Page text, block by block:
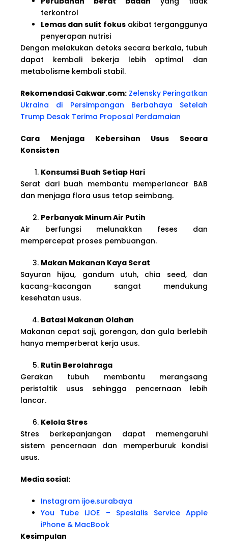
terkontrol
Lemas dan sulit fokusakibat terganggunya
penyerapan nutrisi
Dengan melakukan detoks secara berkala, tubuh
dapat kembali bekerja lebih optimal dan
metabolisme kembali stabil.
Rekomendasi Cakwar.com: Zelensky Peringatkan
Ukraina di Persimpangan Berbahaya Setelah
Trump Desak Terima Proposal Perdamaian
Cara Menjaga Kebersihan Usus Secara
Konsisten
Konsumsi Buah Setiap Hari
Serat dari buah membantu memperlancar BAB
dan menjaga flora usus tetap seimbang.
Perbanyak Minum Air Putih
Air berfungsi melunakkan feses dan
mempercepat proses pembuangan.
Makan Makanan Kaya Serat
Sayuran hijau, gandum utuh, chia seed, dan
kacang-kacangan sangat mendukung
kesehatan usus.
Batasi Makanan Olahan
Makanan cepat saji, gorengan, dan gula berlebih
hanya memperberat kerja usus.
Rutin Berolahraga
Gerakan tubuh membantu merangsang
peristaltik usus sehingga pencernaan lebih
lancar.
Kelola Stres
Stres berkepanjangan dapat memengaruhi
sistem pencernaan dan memperburuk kondisi
usus.
Media sosial:
Instagram ijoe.surabaya
You Tube iJOE – Spesialis Service Apple
iPhone & MacBook
Kesimpulan